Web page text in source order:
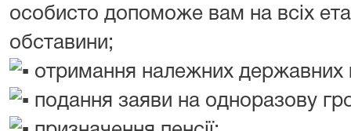
особисто допоможе вам на всіх
обставини;
отримання належних державних
подання заяви на одноразову